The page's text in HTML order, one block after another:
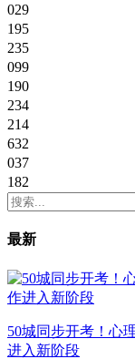
029
195
235
099
190
234
214
632
037
182
最新
50城同步开考！心
进入新阶段